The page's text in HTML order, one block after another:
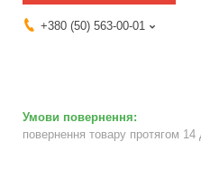
+380 (50) 563-00-01
повернення товару протягом 14